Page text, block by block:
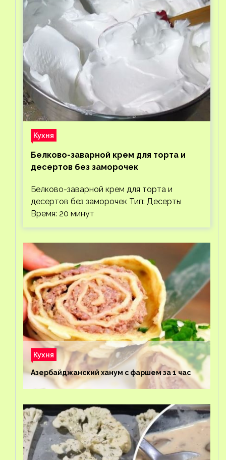
Кухня
Белково-заварной крем для торта и
десертов без заморочек
Белково-заварной крем для торта и
десертов без заморочек Тип: Десерты
Время: 20 минут
Кухня
Азербайджанский ханум с фаршем за 1 час